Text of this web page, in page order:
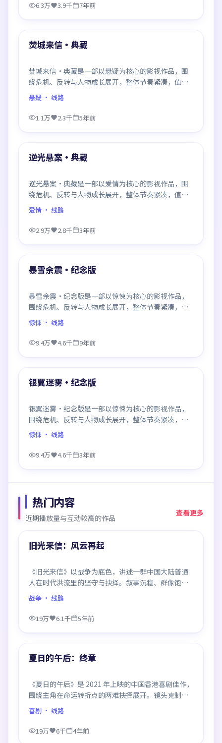
6.3万 3.9千 7年前
最新
焚城来信·典藏
焚城来信·典藏是一部以悬疑为核心的影视作品，围
绕危机、反转与人物成长展开，整体节奏紧凑，值得
推荐观看。
悬疑 · 线路
1.1万 2.3千 5年前
最新
逆光悬案·典藏
逆光悬案·典藏是一部以爱情为核心的影视作品，围
绕危机、反转与人物成长展开，整体节奏紧凑，值得
推荐观看。
爱情 · 线路
2.9万 2.8千 3年前
最新
暴雪余震·纪念版
暴雪余震·纪念版是一部以惊悚为核心的影视作品，
围绕危机、反转与人物成长展开，整体节奏紧凑，值
得推荐观看。
惊悚 · 线路
9.4万 4.6千 9年前
最新
银翼迷雾·纪念版
银翼迷雾·纪念版是一部以惊悚为核心的影视作品，
围绕危机、反转与人物成长展开，整体节奏紧凑，值
得推荐观看。
惊悚 · 线路
9.4万 4.6千 3年前
热门内容
近期播放量与互动较高的作品
查看更多
热门
99:04
旧光来信：风云再起
《旧光来信》以战争为底色，讲述一群中国大陆普通
人在时代洪流里的坚守与抉择。叙事沉稳、群像饱
满，每一场对手戏都打磨得克制而精确，回味悠长。
战争 · 线路
19万 6.1千 5年前
热门
夏日的午后：终章
《夏日的午后》是 2021 年上映的中国香港喜剧佳作，
围绕主角在命运转折点的两难抉择展开。镜头克制、
情感浓烈，伏笔层层铺陈，结尾出人意料，是同类题
材中口碑回潮的一部。
喜剧 · 线路
19万 6千
4年前